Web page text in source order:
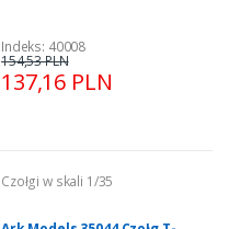
Indeks: 40008
137,16 PLN
154,53 PLN
Czołgi w skali 1/35